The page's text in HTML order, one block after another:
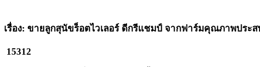
เรื่อง: ขายลูกสุนัขร็อตไวเลอร์ ดีกรีแชมป์ จากฟาร์มคุณภาพประ
15312